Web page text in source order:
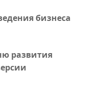
бизнеса
развития